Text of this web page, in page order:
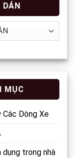
DÁN
MỤC
Các Dòng Xe
dụng trong nhà